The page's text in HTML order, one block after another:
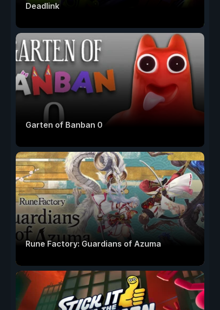
Deadlink
Garten of Banban 0
Rune Factory: Guardians of Azuma